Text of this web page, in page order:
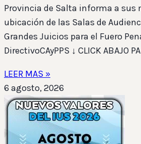
Provincia de Salta informa a sus
ubicación de las Salas de
Grandes Juicios para el Fuero
DirectivoCAyPPS ↓ CLICK ABAJO
LEER MAS »
6 agosto, 2026